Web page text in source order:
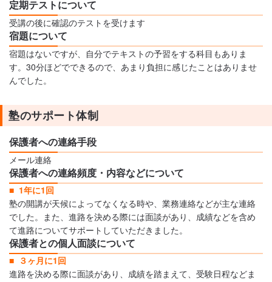
定期テストについて
受講の後に確認のテストを受けます
宿題について
宿題はないですが、自分でテキストの予習をする科目もありま
す。30分ほどでできるので、あまり負担に感じたことはありませ
んでした。
塾のサポート体制
保護者への連絡手段
メール連絡
保護者への連絡頻度・内容などについて
1年に1回
塾の開講が天候によってなくなる時や、業務連絡などが主な連絡
でした。また、進路を決める際には面談があり、成績などを含め
て進路についてサポートしていただきました。
保護者との個人面談について
３ヶ月に1回
進路を決める際に面談があり、成績を踏まえて、受験日程などま